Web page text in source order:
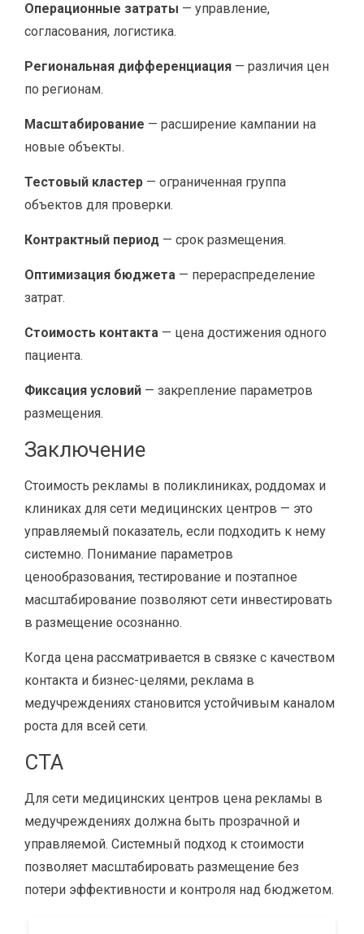
Операционные затраты — управление,
согласования, логистика.
Региональная дифференциация — различия цен
по регионам.
Масштабирование — расширение кампании на
новые объекты.
Тестовый кластер — ограниченная группа
объектов для проверки.
Контрактный период — срок размещения.
Оптимизация бюджета — перераспределение
затрат.
Стоимость контакта — цена достижения одного
пациента.
Фиксация условий — закрепление параметров
размещения.
Заключение
Стоимость рекламы в поликлиниках, роддомах и
клиниках для сети медицинских центров — это
управляемый показатель, если подходить к нему
системно. Понимание параметров
ценообразования, тестирование и поэтапное
масштабирование позволяют сети инвестировать
в размещение осознанно.
Когда цена рассматривается в связке с качеством
контакта и бизнес-целями, реклама в
медучреждениях становится устойчивым каналом
роста для всей сети.
CTA
Для сети медицинских центров цена рекламы в
медучреждениях должна быть прозрачной и
управляемой. Системный подход к стоимости
позволяет масштабировать размещение без
потери эффективности и контроля над бюджетом.